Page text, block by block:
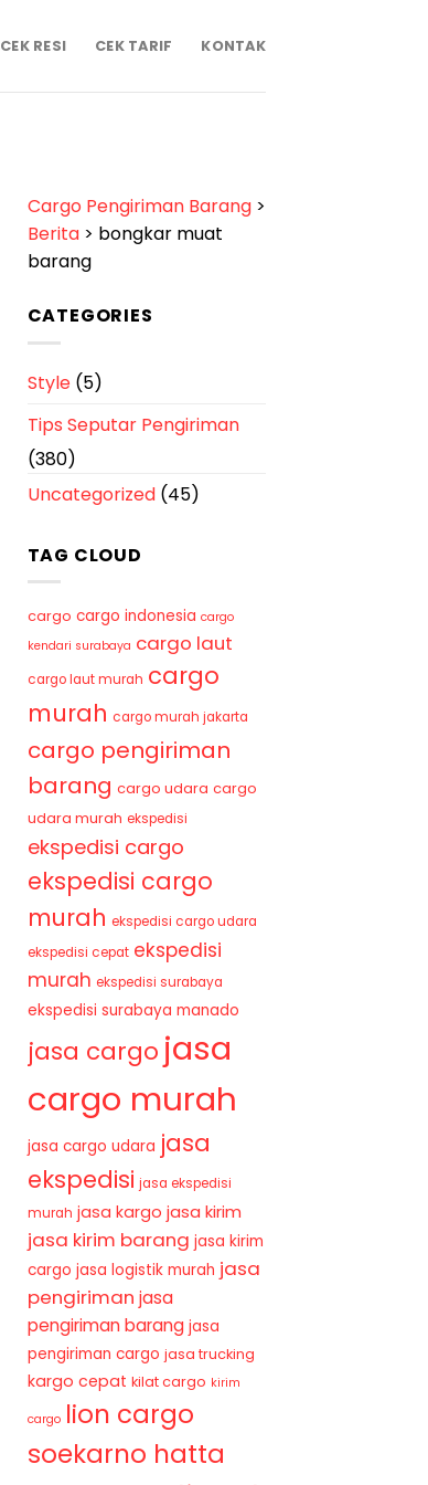
CEK RESI CEK TARIF KONTAK
Cargo Pengiriman Barang>
Berita> bongkar muat
barang
CATEGORIES
Style(5)
Tips Seputar Pengiriman
(380)
Uncategorized(45)
TAG CLOUD
cargo cargo indonesia cargo
kendari surabaya cargo laut
cargo laut murah cargo
murah cargo murah jakarta
cargo pengiriman
barang cargo udara cargo
udara murah ekspedisi
ekspedisi cargo
ekspedisi cargo
murah ekspedisi cargo udara
ekspedisi cepat ekspedisi
murah ekspedisi surabaya
ekspedisi surabaya manado
jasa cargo jasa
cargo murah
jasa cargo udara jasa
ekspedisi jasa ekspedisi
murah jasa kargo jasa kirim
jasa kirim barang jasa kirim
cargo jasa logistik murah jasa
pengiriman jasa
pengiriman barang jasa
pengiriman cargo jasa trucking
kargo cepat kilat cargo kirim
cargo lion cargo
soekarno hatta